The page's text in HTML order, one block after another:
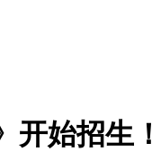
开始招生！